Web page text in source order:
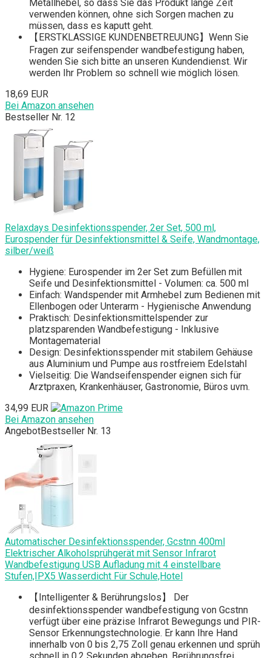
Metallhebel, so dass Sie das Produkt lange Zeit
verwenden können, ohne sich Sorgen machen zu
müssen, dass es kaputt geht.
【ERSTKLASSIGE KUNDENBETREUUNG】Wenn Sie
Fragen zur seifenspender wandbefestigung haben,
wenden Sie sich bitte an unseren Kundendienst. Wir
werden Ihr Problem so schnell wie möglich lösen.
18,69 EUR
Bei Amazon ansehen
Bestseller Nr. 12
Relaxdays Desinfektionsspender, 2er Set, 500 ml,
Eurospender für Desinfektionsmittel & Seife, Wandmontage,
silber/weiß
Hygiene: Eurospender im 2er Set zum Befüllen mit
Seife und Desinfektionsmittel - Volumen: ca. 500 ml
Einfach: Wandspender mit Armhebel zum Bedienen mit
Ellenbogen oder Unterarm - Hygienische Anwendung
Praktisch: Desinfektionsmittelspender zur
platzsparenden Wandbefestigung - Inklusive
Montagematerial
Design: Desinfektionsspender mit stabilem Gehäuse
aus Aluminium und Pumpe aus rostfreiem Edelstahl
Vielseitig: Die Wandseifenspender eignen sich für
Arztpraxen, Krankenhäuser, Gastronomie, Büros uvm.
34,99 EUR
Bei Amazon ansehen
AngebotBestseller Nr. 13
Automatischer Desinfektionsspender, Gcstnn 400ml
Elektrischer Alkoholsprühgerät mit Sensor Infrarot
Wandbefestigung USB Aufladung mit 4 einstellbare
Stufen,IPX5 Wasserdicht Für Schule,Hotel
【Intelligenter & Berührungslos】 Der
desinfektionsspender wandbefestigung von Gcstnn
verfügt über eine präzise Infrarot Bewegungs und PIR-
Sensor Erkennungstechnologie. Er kann Ihre Hand
innerhalb von 0 bis 2,75 Zoll genau erkennen und sprüh